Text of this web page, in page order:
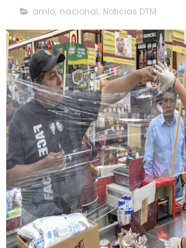
amlo, nacional, Noticias DTM